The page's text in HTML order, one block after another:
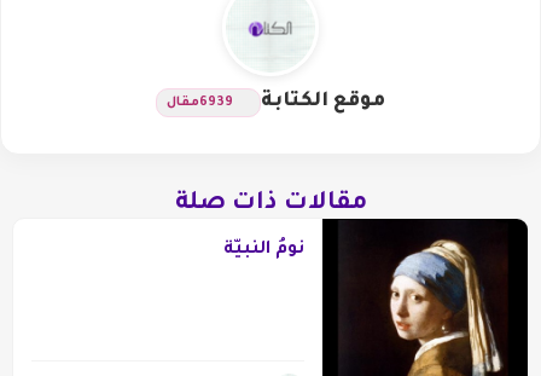
موقع الكتابة 6939مقال
مقالات ذات صلة
نومُ النّبيّةْ